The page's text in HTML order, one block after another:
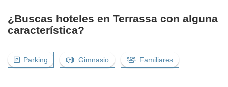
¿Buscas hoteles en Terrassa con alguna
característica?
Parking Gimnasio Familiares